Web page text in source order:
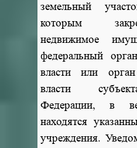
земельный
которым
недвижимое
федеральный
власти или орган
власти
Федерации, в
находятся
учреждения.